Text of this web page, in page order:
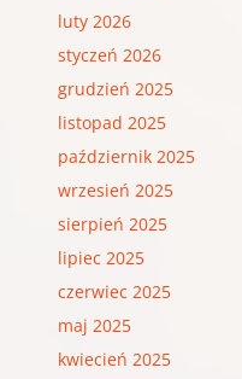
luty 2026
styczeń 2026
grudzień 2025
listopad 2025
październik 2025
wrzesień 2025
sierpień 2025
lipiec 2025
czerwiec 2025
maj 2025
kwiecień 2025